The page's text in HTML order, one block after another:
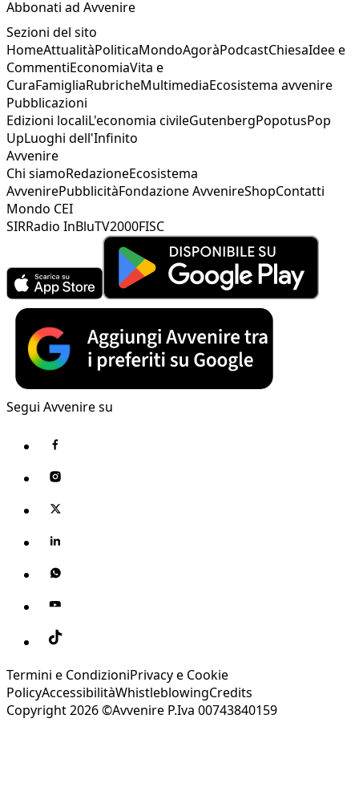
Abbonati ad Avvenire
Sezioni del sito
HomeAttualitàPoliticaMondoAgoràPodcastChiesaIdee e
CommentiEconomiaVita e
CuraFamigliaRubricheMultimediaEcosistema avvenire
Pubblicazioni
Edizioni localiL'economia civileGutenbergPopotusPop
UpLuoghi dell'Infinito
Avvenire
Chi siamoRedazioneEcosistema
AvvenirePubblicitàFondazione AvvenireShopContatti
Mondo CEI
SIRRadio InBluTV2000FISC
Segui Avvenire su
Termini e CondizioniPrivacy e Cookie
PolicyAccessibilitàWhistleblowingCredits
Copyright 2026 ©Avvenire P.Iva 00743840159